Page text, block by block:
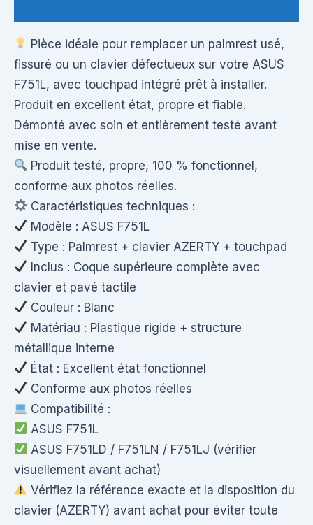
Pièce idéale pour remplacer un palmrest usé,
fissuré ou un clavier défectueux sur votre ASUS
F751L, avec touchpad intégré prêt à installer.
Produit en excellent état, propre et fiable.
Démonté avec soin et entièrement testé avant
mise en vente.
Produit testé, propre, 100 % fonctionnel,
conforme aux photos réelles.
Caractéristiques techniques :
Modèle : ASUS F751L
Type : Palmrest + clavier AZERTY + touchpad
Inclus : Coque supérieure complète avec
clavier et pavé tactile
Couleur : Blanc
Matériau : Plastique rigide + structure
métallique interne
État : Excellent état fonctionnel
Conforme aux photos réelles
Compatibilité :
ASUS F751L
ASUS F751LD / F751LN / F751LJ (vérifier
visuellement avant achat)
Vérifiez la référence exacte et la disposition du
clavier (AZERTY) avant achat pour éviter toute